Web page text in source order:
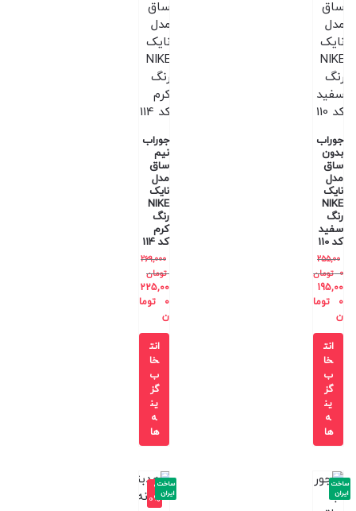
جوراب
بدون
ساق
مدل
نایک
NIKE
رنگ
سفید
کد 110
255,00
0 تومان
195,00
0
توما
ن
انت
خا
ب
گز
ین
ه
ها
جوراب
نیم
ساق
مدل
نایک
NIKE
رنگ
کرم
کد 114
269,000
تومان
225,00
0
توما
ن
انت
خا
ب
گز
ین
ه
ها
ساخت
ایران
-9
0%
ساخت
ایران